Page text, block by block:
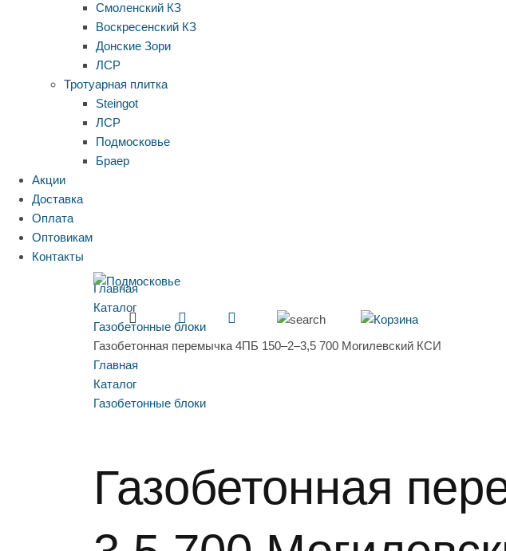
Смоленский КЗ
Воскресенский КЗ
Донские Зори
ЛСР
Тротуарная плитка
Steingot
ЛСР
Подмосковье
Браер
Акции
Доставка
Оплата
Оптовикам
Контакты
Главная
Каталог
Газобетонные блоки
Газобетонная перемычка 4ПБ 150–2–3,5 700 Могилевский КСИ
Главная
Каталог
Газобетонные блоки
Газобетонная